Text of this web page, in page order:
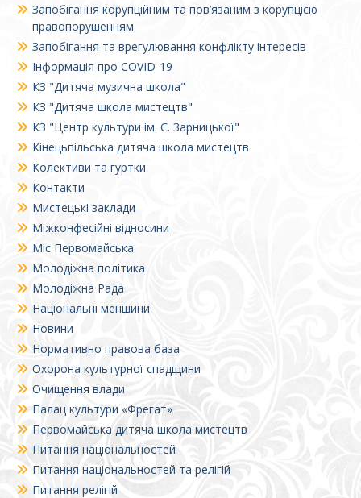
Запобігання корупційним та пов’язаним з корупцією
правопорушенням
Запобігання та врегулювання конфлікту інтересів
Інформація про COVID-19
КЗ "Дитяча музична школа"
КЗ "Дитяча школа мистецтв"
КЗ "Центр культури ім. Є. Зарницької"
Кінецьпільська дитяча школа мистецтв
Колективи та гуртки
Контакти
Мистецькі заклади
Міжконфесійні відносини
Міс Первомайська
Молодіжна політика
Молодіжна Рада
Національні меншини
Новини
Нормативно правова база
Охорона культурної спадщини
Очищення влади
Палац культури «Фрегат»
Первомайська дитяча школа мистецтв
Питання національностей
Питання національностей та релігій
Питання релігій